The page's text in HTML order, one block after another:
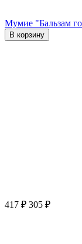
Мумие "Бальзам
В корзину
417 ₽ 305 ₽